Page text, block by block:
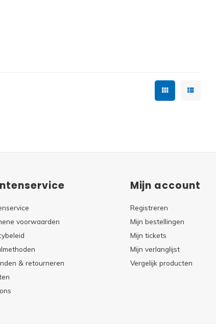
voorwaarden
& retourneren
Mijn account
Registreren
Mijn bestellingen
Mijn tickets
Mijn verlanglijst
Vergelijk producten